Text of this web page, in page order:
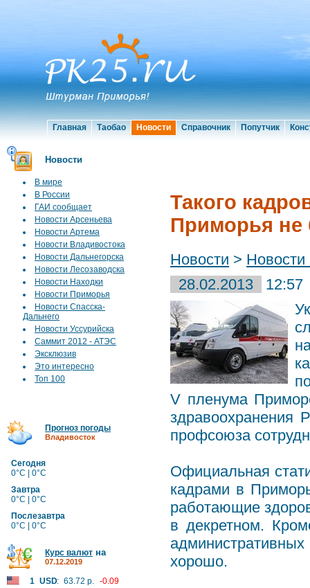
Главная Таобао Новости Справочник Попутчик
Новости
В мире
В России
ГАИ сообщает
Новости Арсеньева
Новости Артема
Новости Владивостока
Новости Дальнегорска
Новости Лесозаводска
Новости Находки
Новости Приморья
Новости Спасска-
Дальнего
Новости Уссурийска
Саммит 2012 - АТЭС
Эксклюзив
Это интересно
Топ 100
Прогноз погоды
Владивосток
Сегодня
0°C | 0°C
Завтра
0°C | 0°C
Послезавтра
0°C | 0°C
Курс валют на
07.12.2019
1 USD: 63.72 р. -0.09
Такого
Приморья не
Новости >
28.02.2013
12:57
V пленума
здравоохранения
профсоюза
Официальная
кадрами в
работающие
в декретном.
хорошо.